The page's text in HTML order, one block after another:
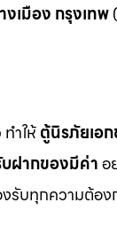
งเมือง กรุงเทพ
ำให้ตู้นิรภัยเอ
ฝากของมีค่าอ
รับทุกความต้อง